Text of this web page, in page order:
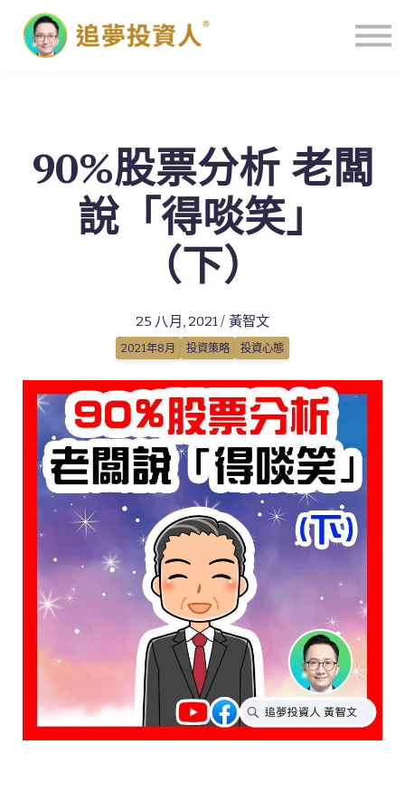
主頁
90%股票分析 老闆
說「得啖笑」
（下）
25 八月, 2021 / 黃智文
2021年8月 投資策略 投資心態